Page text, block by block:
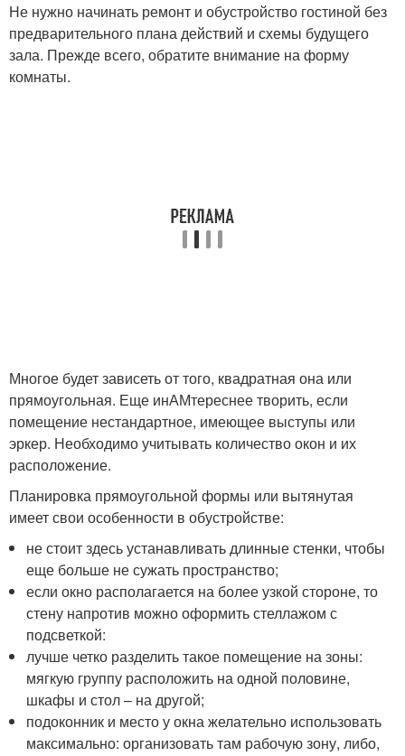
Не нужно начинать ремонт и обустройство гостиной без
предварительного плана действий и схемы будущего
зала. Прежде всего, обратите внимание на форму
комнаты.
Многое будет зависеть от того, квадратная она или
прямоугольная. Еще инАМтереснее творить, если
помещение нестандартное, имеющее выступы или
эркер. Необходимо учитывать количество окон и их
расположение.
Планировка прямоугольной формы или вытянутая
имеет свои особенности в обустройстве:
не стоит здесь устанавливать длинные стенки, чтобы
еще больше не сужать пространство;
если окно располагается на более узкой стороне, то
стену напротив можно оформить стеллажом с
подсветкой:
лучше четко разделить такое помещение на зоны:
мягкую группу расположить на одной половине,
шкафы и стол – на другой;
подоконник и место у окна желательно использовать
максимально: организовать там рабочую зону, либо,